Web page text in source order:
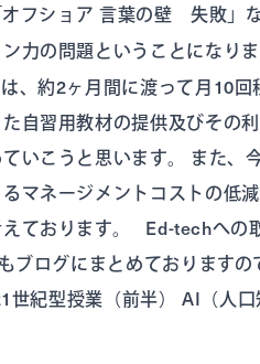
フショア 言葉の壁 失敗」
力の問題ということになりま
、約2ヶ月間に渡って月10
自習用教材の提供及びその
いこうと思います。 また、
マネージメントコストの低
ております。 Ed-techへの
ブログにまとめておりますの
世紀型授業（前半） AI（人